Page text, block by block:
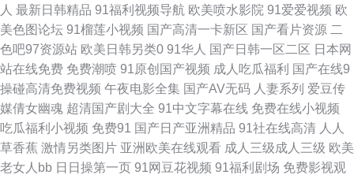
拍一区二区 日本社区WWWW 香蕉视频 九九成人午夜电影院 97在线精品视
频秘 91网中文字 人妻性影院 精品久久九九 欧美高清黄色入口 午夜剧场试看
十分钟 黄色激情福利社 爱豆传媒久久天堂 91熟女视频 人妻精品中文字幕 欧
美色图中文 男人啪啪av资源 91免费自啪 国产婷婷视频一区 成人免费网站在
线 91福利导航 国产在线精品婷婷 后入Aⅴ无码AV 狠狠操网址 国产熟女91 后
人 最新日韩精品 91福利视频导航 欧美喷水影院 91爱爱视频 欧
美色图论坛 91榴莲小视频 国产高清一卡新区 国产看片资源 二
色吧97资源站 欧美日韩另类0 91华人 国产日韩一区二区 日本网
站在线免费 免费潮喷 91原创国产视频 成人吃瓜福利 国产在线9
操碰高清免费视频 午夜电影全集 国产AV无码 人妻系列 爱豆传
媒倩女幽魂 超清国产剧大全 91中文字幕在线 免费在线小视频
吃瓜福利小视频 免费91 国产日产亚洲精品 91社在线高清 人人
草香蕉 激情另类图片 亚洲欧美在线观看 成人三级成人三级 欧美
老女人bb 日日操第一页 91网豆花视频 91福利剧场 免费影视观